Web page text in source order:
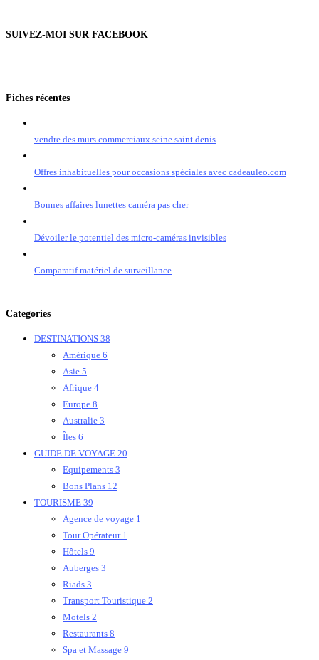
SUIVEZ-MOI SUR FACEBOOK
Fiches récentes
vendre des murs commerciaux seine saint denis
Offres inhabituelles pour occasions spéciales avec cadeauleo.com
Bonnes affaires lunettes caméra pas cher
Dévoiler le potentiel des micro-caméras invisibles
Comparatif matériel de surveillance
Categories
DESTINATIONS 38
Amérique 6
Asie 5
Afrique 4
Europe 8
Australie 3
Îles 6
GUIDE DE VOYAGE 20
Equipements 3
Bons Plans 12
TOURISME 39
Agence de voyage 1
Tour Opérateur 1
Hôtels 9
Auberges 3
Riads 3
Transport Touristique 2
Motels 2
Restaurants 8
Spa et Massage 9